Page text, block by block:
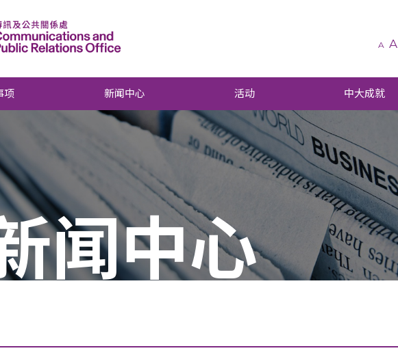
A A
项 新闻中心 活动 中大成就
闻中心